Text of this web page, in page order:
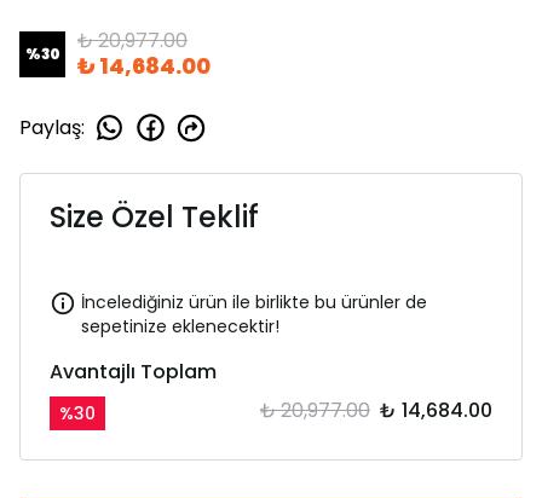
%30 ₺ 20,977.00
₺ 14,684.00
Paylaş:
Size Özel Teklif
İncelediğiniz ürün ile birlikte bu ürünler de
sepetinize eklenecektir!
Avantajlı Toplam
%30 ₺ 20,977.00 ₺ 14,684.00